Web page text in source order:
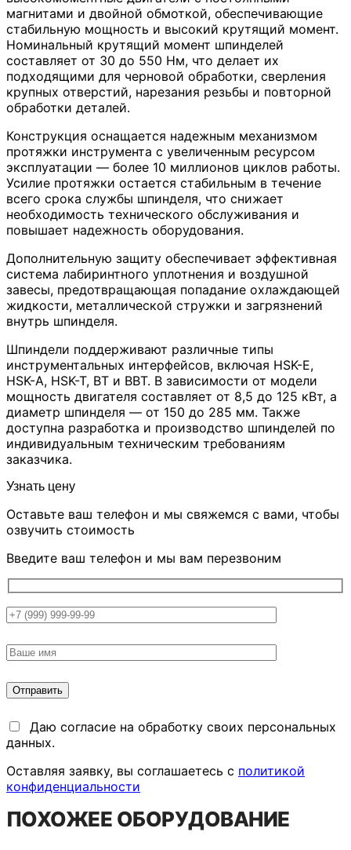
магнитами и двойной обмоткой, обеспечивающие
стабильную мощность и высокий крутящий момент.
Номинальный крутящий момент шпинделей
составляет от 30 до 550 Нм, что делает их
подходящими для черновой обработки, сверления
крупных отверстий, нарезания резьбы и повторной
обработки деталей.
Конструкция оснащается надежным механизмом
протяжки инструмента с увеличенным ресурсом
эксплуатации — более 10 миллионов циклов работы.
Усилие протяжки остается стабильным в течение
всего срока службы шпинделя, что снижает
необходимость технического обслуживания и
повышает надежность оборудования.
Дополнительную защиту обеспечивает эффективная
система лабиринтного уплотнения и воздушной
завесы, предотвращающая попадание охлаждающей
жидкости, металлической стружки и загрязнений
внутрь шпинделя.
Шпиндели поддерживают различные типы
инструментальных интерфейсов, включая HSK-E,
HSK-A, HSK-T, BT и BBT. В зависимости от модели
мощность двигателя составляет от 8,5 до 125 кВт, а
диаметр шпинделя — от 150 до 285 мм. Также
доступна разработка и производство шпинделей по
индивидуальным техническим требованиям
заказчика.
Узнать цену
Оставьте ваш телефон и мы свяжемся с вами, чтобы
озвучить стоимость
Введите ваш телефон и мы вам перезвоним
Даю согласие на обработку своих персональных
данных.
Оставляя заявку, вы соглашаетесь с политикой
конфиденциальности
ПОХОЖЕЕ ОБОРУДОВАНИЕ